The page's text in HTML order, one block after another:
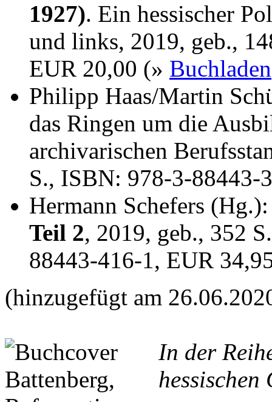
1927). Ein hessischer
und links, 2019, geb.,
EUR 20,00 (» Buchladen
Philipp Haas/Martin
das Ringen um die
archivarischen
S., ISBN: 978-3-
Hermann Schefers
Teil 2, 2019, geb., 352
88443-416-1, EUR
(hinzugefügt am
In der
hessischen